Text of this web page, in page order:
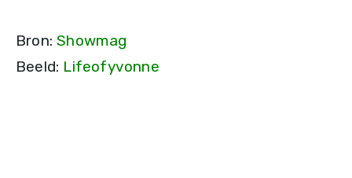
Bron:Showmag
Beeld: Lifeofyvonne